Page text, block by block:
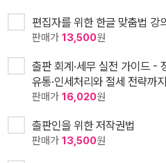
편집자를 위한 한글 맞춤법 강
판매가 13,500원
출판 회계·세무 실전 가이드 -
유통·인세처리와 절세 전략까지
판매가 16,020원
출판인을 위한 저작권법
판매가 13,500원